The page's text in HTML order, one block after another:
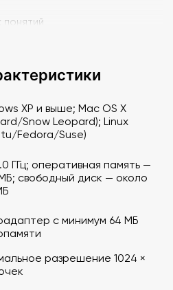
понятий
и фауны (Красная книга)
местности
XP и выше; Mac OS X
Snow Leopard); Linux
Fedora/Suse)
ГГц; оперативная память —
свободный диск — около
с минимум 64 МБ
разрешение 1024 ×